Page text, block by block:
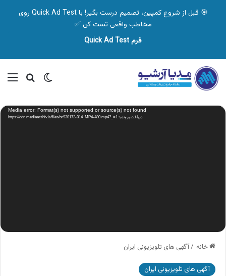
🎯 قبل از شروع کمپین، تصمیم درست بگیر! با Quick Ad Test روی
مخاطب واقعی تست کن ✅
فرم Quick Ad Test
تغییر پوسته
نمایشگر
ویدیو Media error: Format(s) not supported or source(s) not found
دریافت پرونده: https://cdn.mediaarshiv.ir/files/or930172-014_MP4-480.mp4?_=1
خانه /آگهی های تلویزیونی ایران
آگهی های تلویزیونی ایران